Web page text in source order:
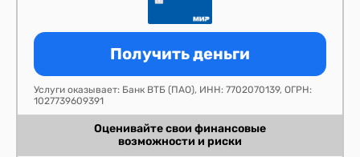
Получить деньги
Услуги оказывает: Банк ВТБ (ПАО), ИНН: 7702070139, ОГРН:
1027739609391
Оценивайте свои финансовые
возможности и риски